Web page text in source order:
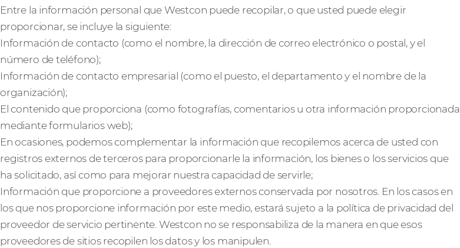
Entre la información personal que Westcon puede recopilar, o que usted puede elegir
proporcionar, se incluye la siguiente:
Información de contacto (como el nombre, la dirección de correo electrónico o postal, y el
número de teléfono);
Información de contacto empresarial (como el puesto, el departamento y el nombre de la
organización);
El contenido que proporciona (como fotografías, comentarios u otra información proporcionada
mediante formularios web);
En ocasiones, podemos complementar la información que recopilemos acerca de usted con
registros externos de terceros para proporcionarle la información, los bienes o los servicios que
ha solicitado, así como para mejorar nuestra capacidad de servirle;
Información que proporcione a proveedores externos conservada por nosotros. En los casos en
los que nos proporcione información por este medio, estará sujeto a la política de privacidad del
proveedor de servicio pertinente. Westcon no se responsabiliza de la manera en que esos
proveedores de sitios recopilen los datos y los manipulen.